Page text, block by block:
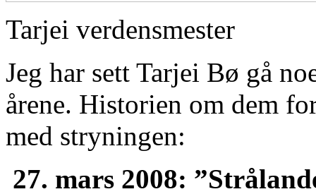
Tarjei verdensmester
Jeg har sett Tarjei Bø gå
årene. Historien om dem
med stryningen:
27. mars 2008: